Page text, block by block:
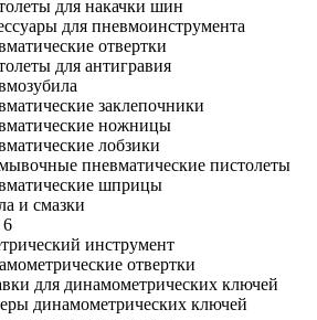
для накачки шин
для пневмоинструмента
отвертки
для антигравия
заклепочники
ножницы
лобзики
пневматические пистолеты
шприцы
и смазки
инструмент
отвертки
для динамометрических ключей
динамометрических ключей